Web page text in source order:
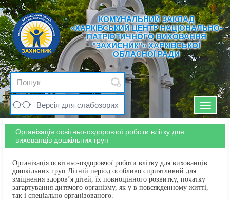
КОМУНАЛЬНИЙ ЗАКЛАД
«ХАРКІВСЬКИЙ ЦЕНТР НАЦІОНАЛЬНО-
ПАТРІОТИЧНОГО ВИХОВАННЯ
"ЗАХИСНИК"» ХАРКІВСЬКОЇ
ОБЛАСНОЇ РАДИ
Версія для слабозорих
Toggle
Організація освітньо-оздоровчої роботи влітку для
вихованців дошкільних груп
Організація освітньо-оздоровчої роботи влітку для вихованців
дошкільних груп.Літній період особливо сприятливий для
зміцнення здоров’я дітей, їх повноцінного розвитку, початку
загартування дитячого організму, як у в повсякденному житті,
так і спеціально організованого.